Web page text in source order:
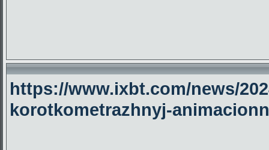
https://www.ixbt.com/news/
korotkometrazhnyj-